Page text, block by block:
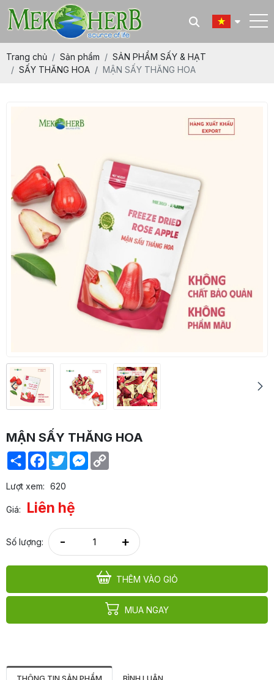
Trang chủ Sản phẩm
SẢN PHẨM SẤY & HẠT
SẤY THĂNG HOA
MẬN SẤY THĂNG HOA
MẬN SẤY THĂNG HOA
ShareFacebook
TwitterMessenger
Lượt xem: 620
Giá: Liên hệ
Số lượng: - +
THÊM VÀO GIỎ
MUA NGAY
THÔNG TIN SẢN PHẨM BÌNH LUẬN